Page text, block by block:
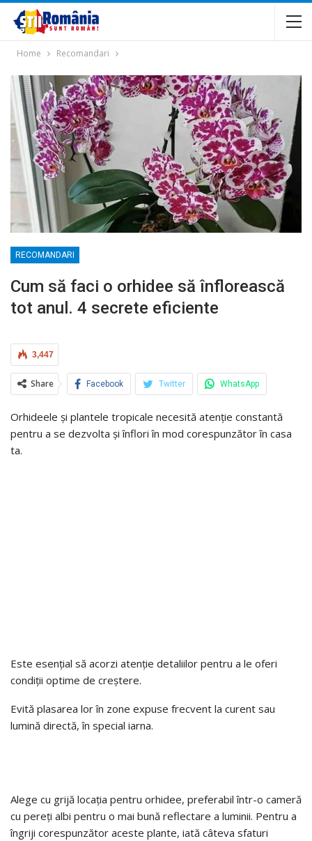
Home Recomandari
RECOMANDARI
Cum să faci o orhidee să înflorească
tot anul. 4 secrete eficiente
3,447
Share Facebook Twitter WhatsApp
Orhideele și plantele tropicale necesită atenție constantă
pentru a se dezvolta și înflori în mod corespunzător în casa
ta.
Este esențial să acorzi atenție detaliilor pentru a le oferi
condiții optime de creștere.
Evită plasarea lor în zone expuse frecvent la curent sau
lumină directă, în special iarna.
Alege cu grijă locația pentru orhidee, preferabil într-o cameră
cu pereți albi pentru o mai bună reflectare a luminii. Pentru a
îngriji corespunzător aceste plante, iată câteva sfaturi